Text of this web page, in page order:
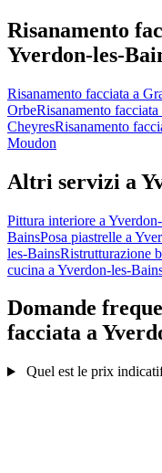
Risanamento
Yverdon-les-
Risanamento facciata a
OrbeRisanamento
CheyresRisanamento
Moudon
Altri servizi a
Pittura interiore a
BainsPosa piastrelle a
les-BainsRistrutturazione
cucina a Yverdon-les-
Domande
facciata a
Quel est le prix